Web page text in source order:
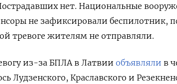
нет. Национальные
не зафиксировали беспилотник,
тревоге жителям не отправляли.
из-за БПЛА в Латвии объявляли в
Лудзенского, Краславского и